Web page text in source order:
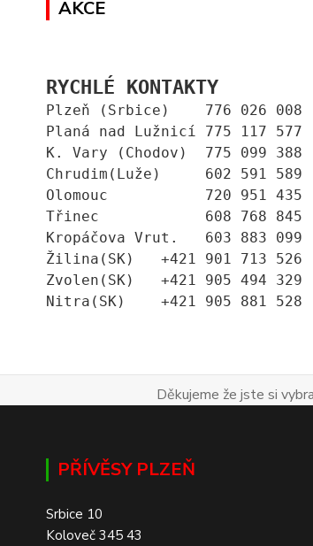
AKCE
RYCHLÉ KONTAKTY
Plzeň (Srbice)    776 026 008
Planá nad Lužnicí 775 117 577
K. Vary (Chodov)  775 099 388
Chrudim(Luže)     602 591 589
Olomouc           720 951 435
Třinec            608 768 845
Kropáčova Vrut.   603 883 099
Žilina(SK)   +421 901 713 526
Zvolen(SK)   +421 905 494 329
Nitra(SK)    +421 905 881 528
Děkujeme že jste si
PŘÍVĚSY PLZEŇ
Srbice 10
Koloveč 345 43